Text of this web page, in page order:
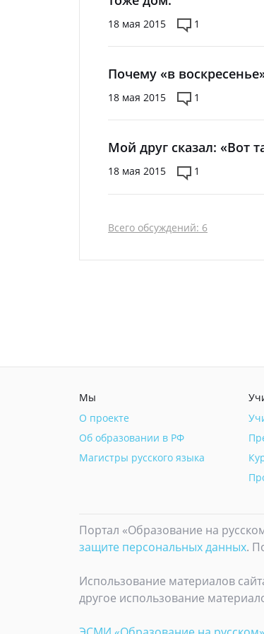
18 мая 2015 1
Почему «в
18 мая 2015 1
Мой друг сказал: «Вот
18 мая 2015 1
Всего обсуждений: 6
Мы
О проекте
Об образовании в РФ
Магистры русского языка
Портал «Образование на
защите персональных данных.
Использование материалов
другое использование